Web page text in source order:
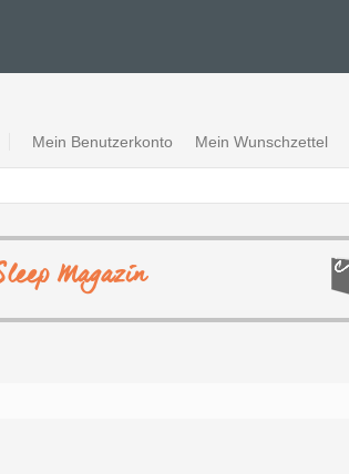
Mein Benutzerkonto Mein Wunschzettel
Magazin